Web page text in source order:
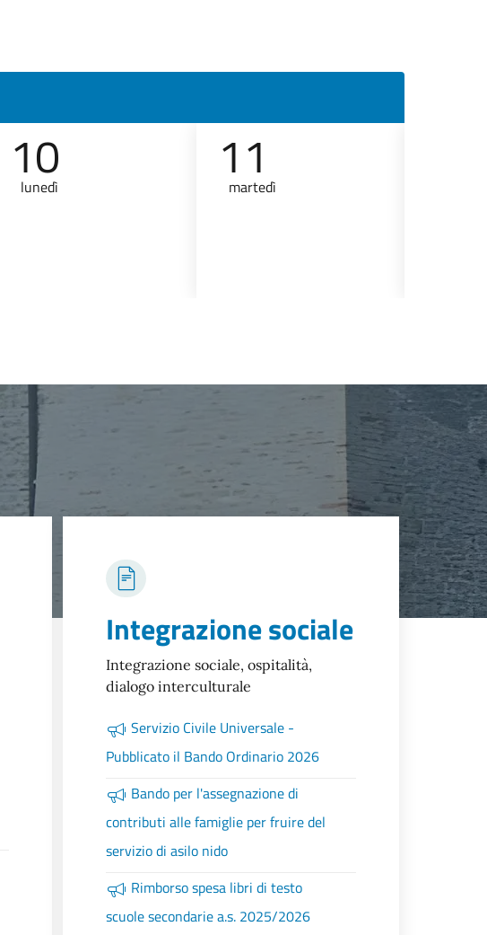
10
lunedì 11
martedì
Integrazione sociale
Integrazione sociale, ospitalità,
dialogo interculturale
Servizio Civile Universale -
Pubblicato il Bando Ordinario 2026
Bando per l'assegnazione di
contributi alle famiglie per fruire del
servizio di asilo nido
Rimborso spesa libri di testo
scuole secondarie a.s. 2025/2026